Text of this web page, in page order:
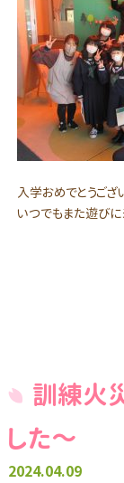
入学おめでとうござ
いつでもまた遊びに
訓練火
した～
2024.04.09